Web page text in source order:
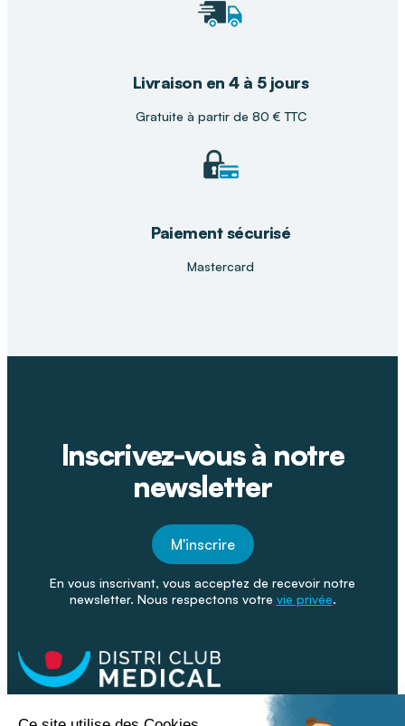
Livraison en 4 à 5 jours
Gratuite à partir de 80 € TTC
Paiement sécurisé
Mastercard
Inscrivez-vous à notre
newsletter
M'inscrire
En vous inscrivant, vous acceptez de recevoir notre
newsletter. Nous respectons votre vie privée.